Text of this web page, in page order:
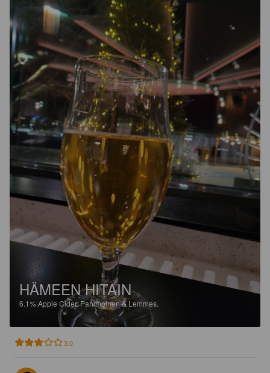
HÄMEEN HITAIN
6.1%Apple Cider.Panimoinen & Lemmes.
3.0